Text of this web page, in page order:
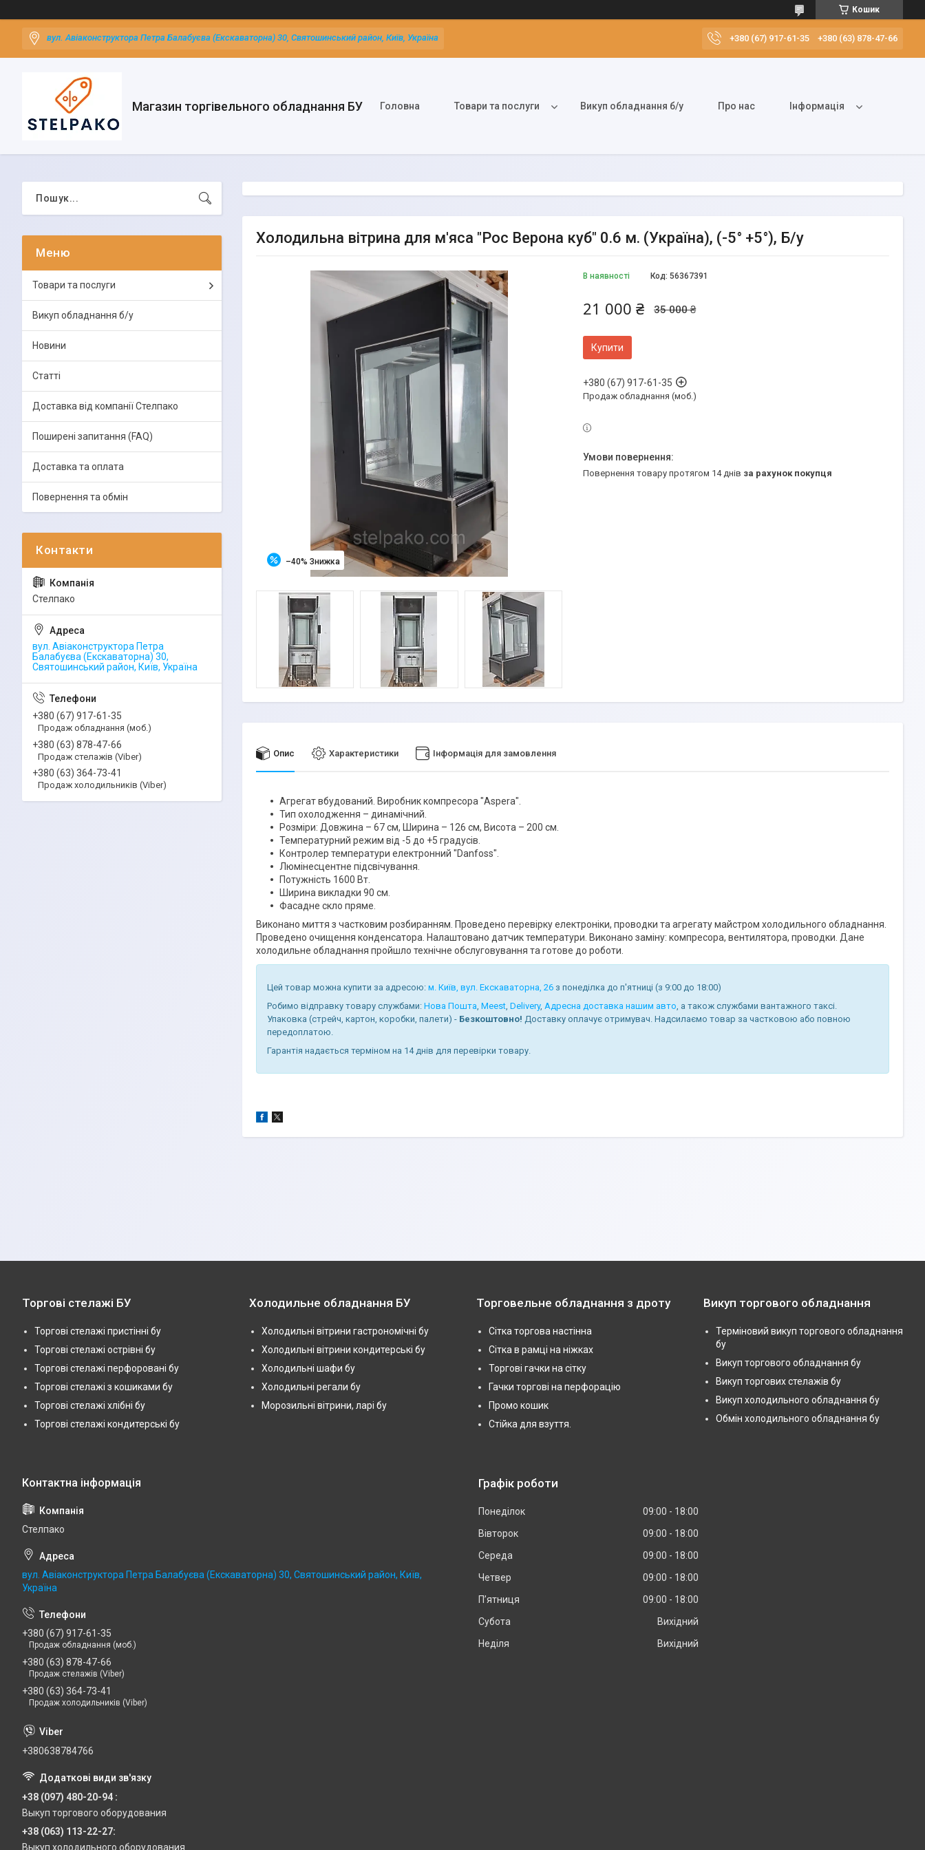
Кошик
вул. Авіаконструктора Петра Балабуєва (Екскаваторна) 30, Святошинський район, Київ, Україна +380 (67) 917-61-35 +380 (63) 878-47-66
Магазин торгівельного обладнання БУ Головна Товари та послуги Викуп обладнання б/у Про нас Інформація
Холодильна вітрина для м'яса "Рос Верона куб" 0.6 м. (Україна), (-5° +5°), Б/у
–40%
В наявності Код: 56367391
35 000 ₴
21 000 ₴
Купити
+380 (67) 917-61-35
Продаж обладнання (моб.)
повернення товару протягом 14 днів за рахунок покупця
Опис Характеристики Інформація для замовлення
Агрегат вбудований. Виробник компресора "Aspera".
Тип охолодження – динамічний.
Розміри: Довжина – 67 см, Ширина – 126 см, Висота – 200 см.
Температурний режим від -5 до +5 градусів.
Контролер температури електронний "Danfoss".
Люмінесцентне підсвічування.
Потужність 1600 Вт.
Ширина викладки 90 см.
Фасадне скло пряме.
Виконано миття з частковим розбиранням. Проведено перевірку електроніки, проводки та агрегату майстром холодильного обладнання.
Проведено очищення конденсатора. Налаштовано датчик температури. Виконано заміну: компресора, вентилятора, проводки. Дане
холодильне обладнання пройшло технічне обслуговування та готове до роботи.
Цей товар можна купити за адресою: м. Київ, вул. Екскаваторна, 26 з понеділка до п'ятниці (з 9:00 до 18:00)
Робимо відправку товару службами: Нова Пошта, Meest, Delivery, Адресна доставка нашим авто, а також службами вантажного таксі.
Упаковка (стрейч, картон, коробки, палети) - Безкоштовно! Доставку оплачує отримувач. Надсилаємо товар за частковою або повною
передоплатою.
Гарантія надається терміном на 14 днів для перевірки товару.
Товари та послуги
Викуп обладнання б/у
Новини
Статті
Доставка від компанії Стелпако
Поширені запитання (FAQ)
Доставка та оплата
Повернення та обмін
Стелпако
вул. Авіаконструктора Петра
Балабуєва (Екскаваторна) 30,
Святошинський район, Київ, Україна
+380 (67) 917-61-35
Продаж обладнання (моб.)
+380 (63) 878-47-66
Продаж стелажів (Viber)
+380 (63) 364-73-41
Продаж холодильників (Viber)
Торгові стелажі БУ
Торгові стелажі пристінні бу
Торгові стелажі острівні бу
Торгові стелажі перфоровані бу
Торгові стелажі з кошиками бу
Торгові стелажі хлібні бу
Торгові стелажі кондитерські бу
Холодильне обладнання БУ
Холодильні вітрини гастрономічні бу
Холодильні вітрини кондитерські бу
Холодильні шафи бу
Холодильні регали бу
Морозильні вітрини, ларі бу
Торговельне обладнання з дроту
Сітка торгова настінна
Сітка в рамці на ніжках
Торгові гачки на сітку
Гачки торгові на перфорацію
Промо кошик
Стійка для взуття.
Викуп торгового обладнання
Терміновий викуп торгового обладнання
бу
Викуп торгового обладнання бу
Викуп торгових стелажів бу
Викуп холодильного обладнання бу
Обмін холодильного обладнання бу
Стелпако
вул. Авіаконструктора Петра Балабуєва (Екскаваторна) 30, Святошинський район, Київ,
Україна
+380 (67) 917-61-35
Продаж обладнання (моб.)
+380 (63) 878-47-66
Продаж стелажів (Viber)
+380 (63) 364-73-41
Продаж холодильників (Viber)
+380638784766
+38 (097) 480-20-94
Выкуп торгового оборудования
+38 (063) 113-22-27
Выкуп холодильного оборудования
Графік роботи
Понеділок 09:00
18:00
Вівторок
09:00
18:00
Середа
09:00
18:00
Четвер
09:00
18:00
Пʼятниця
09:00
18:00
Субота
Вихідний
Неділя
Вихідний